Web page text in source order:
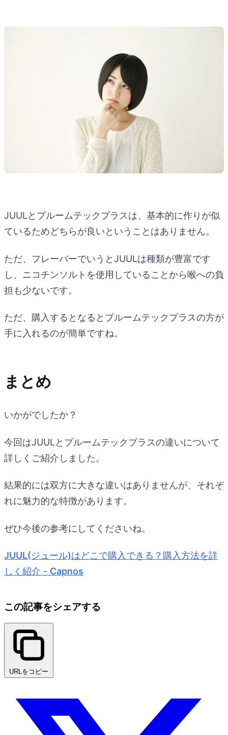
JUULとプルームテックプラスは、基本的に作りが似
ているためどちらが良いということはありません。
ただ、フレーバーでいうとJUULは種類が豊富です
し、ニコチンソルトを使用していることから喉への負
担も少ないです。
ただ、購入するとなるとプルームテックプラスの方が
手に入れるのが簡単ですね。
まとめ
いかがでしたか？
今回はJUULとプルームテックプラスの違いについて
詳しくご紹介しました。
結果的には双方に大きな違いはありませんが、それぞ
れに魅力的な特徴があります。
ぜひ今後の参考にしてくださいね。
JUUL(ジュール)はどこで購入できる？購入方法を詳
しく紹介 - Capnos
この記事をシェアする
URLをコピー